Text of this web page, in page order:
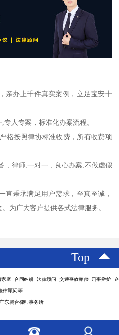
亲办上千件真实案例，立足宝安十
人专案，标准化办案流程。
格按照律协标准收费，所有收费项
，律师,一对一，良心办案,不做虚假
直秉承满足用户需求，至真至诚，
为广大客户提供各式法律服务。
Top
庭 合同纠纷 法律顾问 交通事故赔偿 刑事辩护 企
律顾问等
东鹏合律师事务所